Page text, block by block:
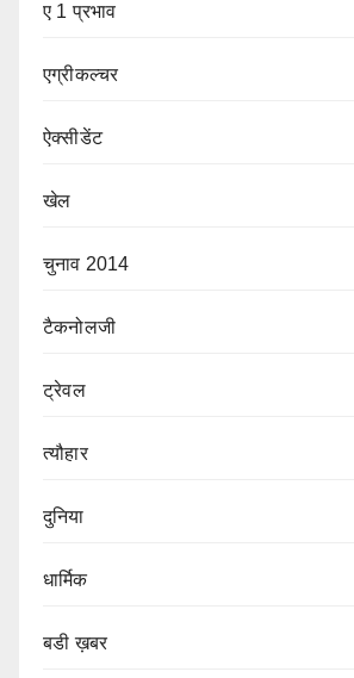
ए 1 प्रभाव
एग्रीकल्चर
ऐक्सीडेंट
खेल
चुनाव 2014
टैकनोलजी
ट्रेवल
त्यौहार
दुनिया
धार्मिक
बडी ख़बर